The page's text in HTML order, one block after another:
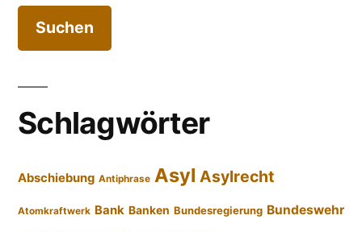
Schlagwörter
Abschiebung Antiphrase Asyl Asylrecht
Atomkraftwerk Bank Banken Bundesregierung Bundeswehr